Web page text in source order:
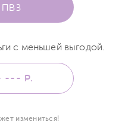
с меньшей выгодой.
--- Р.
измениться!